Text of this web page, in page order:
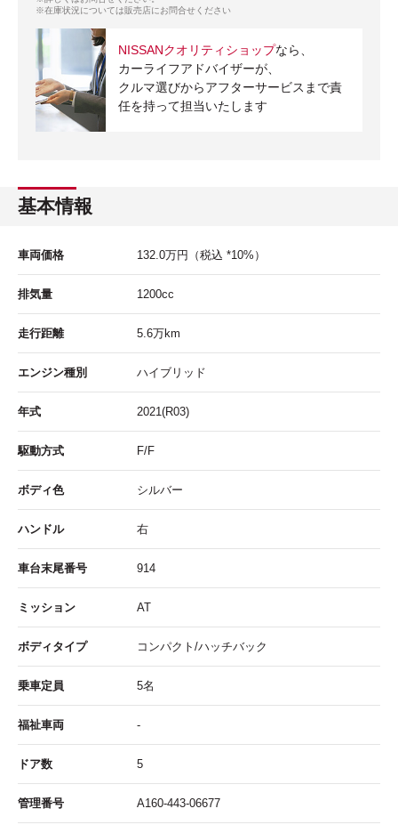
※在庫状況については販売店にお問合せください
NISSANクオリティショップなら、
カーライフアドバイザーが、
クルマ選びからアフターサービスまで責
任を持って担当いたします
基本情報
車両価格 132.0万円 （税込 *10%）
排気量 1200cc
走行距離 5.6万km
エンジン種別 ハイブリッド
年式 2021(R03)
駆動方式 F/F
ボディ色 シルバー
ハンドル 右
車台末尾番号 914
ミッション AT
ボディタイプ コンパクト/ハッチバック
乗車定員 5名
福祉車両 -
ドア数 5
管理番号 A160-443-06677